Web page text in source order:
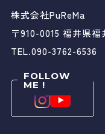
株式会社PuReMa
〒910-0015 福井県
TEL.090-3762-6536
FOLLOW
ME !